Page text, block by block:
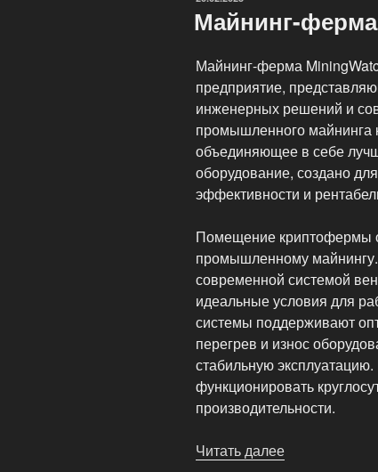
Майнинг-
Майнинг-ферма
предприятие,
инженерных решений и
промышленного майнинга
объединяющее в себе
оборудование, создано
эффективности и
Помещение криптофермы
промышленному
современной системой
идеальные условия для
системы поддерживают
перегрев и износ
стабильную
функционировать
производительности.
Читать далее